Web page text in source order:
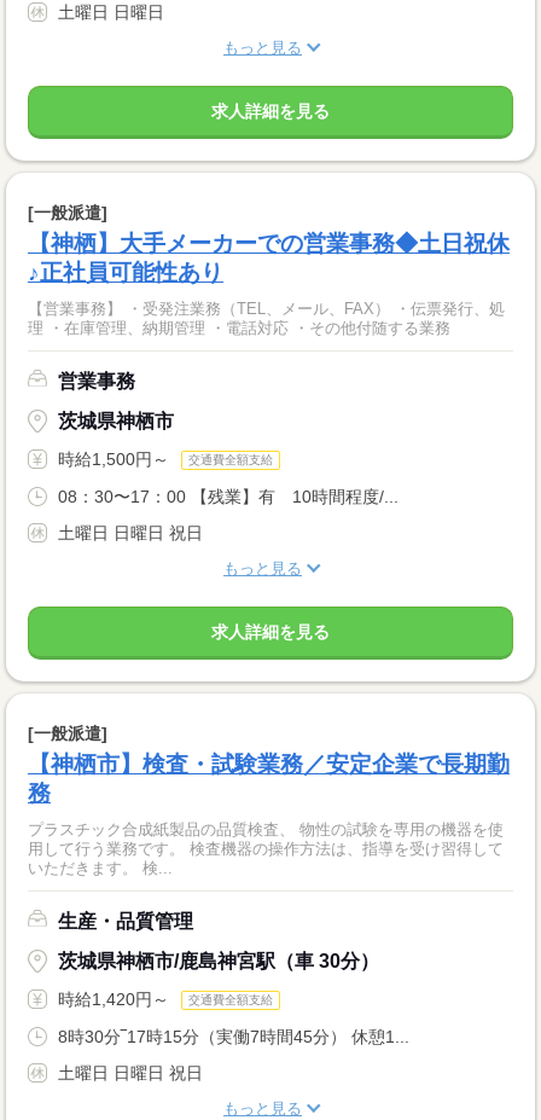
土曜日 日曜日
もっと見る
求人詳細を見る
[一般派遣]
【神栖】大手メーカーでの営業事務◆土日祝休
♪正社員可能性あり
【営業事務】 ・受発注業務（TEL、メール、FAX） ・伝票発行、処
理 ・在庫管理、納期管理 ・電話対応 ・その他付随する業務
営業事務
茨城県神栖市
時給1,500円～ 交通費全額支給
08：30〜17：00 【残業】有 10時間程度/...
土曜日 日曜日 祝日
もっと見る
求人詳細を見る
[一般派遣]
【神栖市】検査・試験業務／安定企業で長期勤
務
プラスチック合成紙製品の品質検査、 物性の試験を専用の機器を使
用して行う業務です。 検査機器の操作方法は、指導を受け習得して
いただきます。 検...
生産・品質管理
茨城県神栖市/鹿島神宮駅（車 30分）
時給1,420円～ 交通費全額支給
8時30分‾17時15分（実働7時間45分） 休憩1...
土曜日 日曜日 祝日
もっと見る